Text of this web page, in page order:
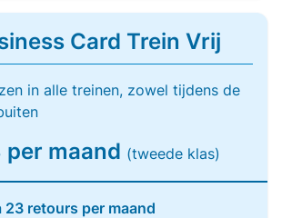
Card Trein Vrij
in alle treinen, zowel tijdens de
maand (tweede klas)
23 retours per maand